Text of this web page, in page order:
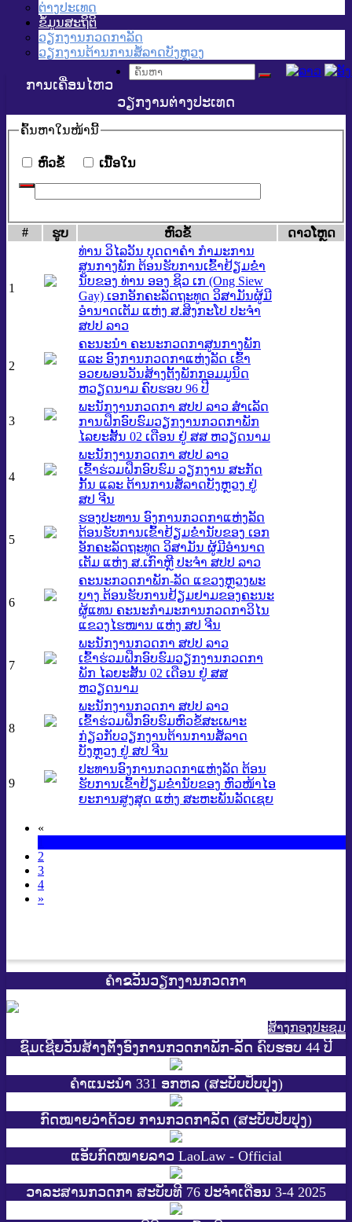
ຕ່າງປະເທດ
ຂໍ້ມູນສະຖິຕິ
ວຽກງານກວດກາລັດ
ວຽກງານຕ້ານການສໍ້ລາດບັງຫຼວງ
ການເຄື່ອນໄຫວ
ວຽກງານຕ່າງປະເທດ
ຄົ້ນ​ຫາ​ໃນ​ໜ້ານີ້
​ຫົວ​ຂໍ້ ​ເນື້ອ​ໃນ
# ຮູບ ​ຫົວ​ຂໍ້ ດາວ​ໂຫຼດ
1
ທ່ານ ວິໄລວັນ ບຸດດາຄຳ ກຳມະການ
ສູນກາງພັກ ຕ້ອນຮັບການເຂົ້າຢ້ຽມຂ່ຳ
ນັບຂອງ ທ່ານ ອອງ ຊິວ ເກ (Ong Siew
Gay) ເອກອັກຄະລັດຖະທູດ ວິສາມັນຜູ້ມີ
ອຳນາດເຕັມ ແຫ່ງ ສ.ສິງກະໂປ ປະຈຳ
ສປປ ລາວ
2
ຄະນະນຳ ຄະນະກວດກາສູນກາງພັກ
ແລະ ອົງການກວດກາແຫ່ງລັດ ເຂົ້າ
ອວຍພອນວັນສ້າງຕັ້ງພັກກອມມູນິດ
ຫວຽດນາມ ຄົບຮອບ 96 ປີ
3
ພະນັກງານກວດກາ ສປປ ລາວ ສຳເລັດ
ການຝຶກອົບຮົມວຽກງານກວດກາພັກ
ໄລຍະສັ້ນ 02 ເດືອນ ຢູ່ ສສ ຫວຽດນາມ
4
ພະນັກງານກວດກາ ສປປ ລາວ
ເຂົ້າຮ່ວມຝຶກອົບຮົມ ວຽກງານ ສະກັດ
ກັ້ນ ແລະ ຕ້ານການສໍ້ລາດບັງຫຼວງ ຢູ່
ສປ ຈີນ
5
ຮອງປະທານ ອົງການກວດກາແຫ່ງລັດ
ຕ້ອນຮັບການເຂົ້າຢ້ຽມຂ່ຳນັບຂອງ ເອກ
ອັກຄະລັດຖະທູດ ວິສາມັນ ຜູ້ມີອຳນາດ
ເຕັມ ແຫ່ງ ສ.ເກົາຫຼີ ປະຈຳ ສປປ ລາວ​
6
ຄະນະກວດກາພັກ-ລັດ ແຂວງຫຼວງພະ
ບາງ ຕ້ອນຮັບການຢ້ຽມຢາມຂອງຄະນະ
ຜູ້ແທນ ຄະນະກໍາມະການກວດກາວິໄນ
ແຂວງໄຮໜານ ແຫ່ງ ສປ ຈີນ
7
ພະນັກງານກວດກາ ສປປ ລາວ
ເຂົ້າຮ່ວມຝຶກອົບຮົມວຽກງານກວດກາ
ພັກ ໄລຍະສັ້ນ 02 ເດືອນ ຢູ່ ສສ
ຫວຽດນາມ
8
ພະນັກງານກວດກາ ສປປ ລາວ
ເຂົ້າຮ່ວມຝຶກອົບຮົມຫົວຂໍ້ສະເພາະ
ກ່ຽວກັບວຽກງານຕ້ານການສໍ້ລາດ
ບັງຫຼວງ ຢູ່ ສປ ຈີນ
9
ປະທານອົງການກວດກາແຫ່ງລັດ ຕ້ອນ
ຮັບການເຂົ້າຢ້ຽມຂ່ຳນັບຂອງ ຫົວໜ້າໄອ
ຍະການສູງສຸດ ແຫ່ງ ສະຫະພັນລັດເຊຍ
«
2
3
4
»
ຄຳຂວັນວຽກງານກວດກາ
ສ້າງກອງປະຊູມ
ຊົມເຊີຍວັນສ້າງຕັ້ງອົງການກວດກາພັກ-ລັດ ຄົບຮອບ 44 ປີ
ຄຳແນະນຳ 331 ອກຫລ (ສະບັບປັບປຸງ)
ກົດໝາຍວ່າດ້ວຍ ການກວດກາລັດ (ສະບັບປັບປຸງ)
ແອັບກົດໝາຍລາວ LaoLaw - Official
ວາລະສານກວດກາ ສະບັບທີ 76 ປະຈຳເດືອນ 3-4 2025